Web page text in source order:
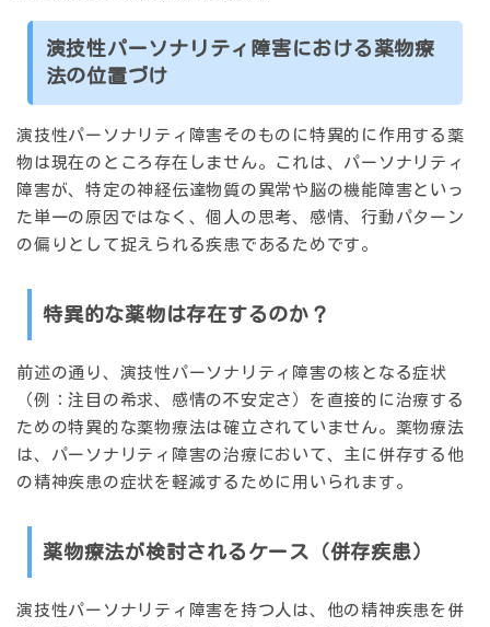
演技性パーソナリティ障害における薬物療
法の位置づけ
演技性パーソナリティ障害そのものに特異的に作用する薬
物は現在のところ存在しません。これは、パーソナリティ
障害が、特定の神経伝達物質の異常や脳の機能障害といっ
た単一の原因ではなく、個人の思考、感情、行動パターン
の偏りとして捉えられる疾患であるためです。
特異的な薬物は存在するのか？
前述の通り、演技性パーソナリティ障害の核となる症状
（例：注目の希求、感情の不安定さ）を直接的に治療する
ための特異的な薬物療法は確立されていません。薬物療法
は、パーソナリティ障害の治療において、主に併存する他
の精神疾患の症状を軽減するために用いられます。
薬物療法が検討されるケース（併存疾患）
演技性パーソナリティ障害を持つ人は、他の精神疾患を併